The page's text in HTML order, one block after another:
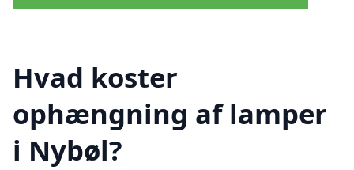
Hvad koster
ophængning af lamper
i Nybøl?